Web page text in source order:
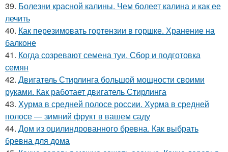
39. Болезни красной калины. Чем болеет калина и как ее
лечить
40. Как перезимовать гортензии в горшке. Хранение на
балконе
41. Когда созревают семена туи. Сбор и подготовка
семян
42. Двигатель Стирлинга большой мощности своими
руками. Как работает двигатель Стирлинга
43. Хурма в средней полосе россии. Хурма в средней
полосе — зимний фрукт в вашем саду
44. Дом из оцилиндрованного бревна. Как выбрать
бревна для дома